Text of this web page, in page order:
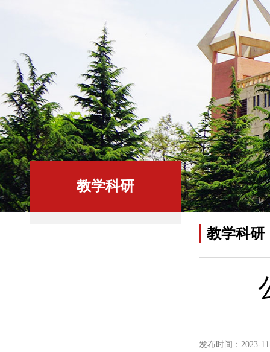
教学科研
教学科研
发布时间：2023-